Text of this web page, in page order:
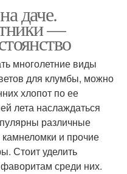
даче.
—
многолетние виды
для клумбы, можно
хлопот по ее
лета наслаждаться
различные
камнеломки и прочие
Стоит уделить
среди них.